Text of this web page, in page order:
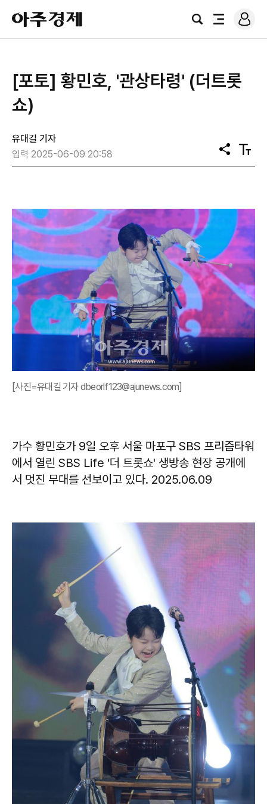
아
주
경
검
전
로
그
[포토] 황민호, '관상타령' (더트롯
쇼)
유대길 기자
입력 2025-06-09 20:58
공
유
텍
스
[사진=유대길 기자 dbeorlf123@ajunews.com]
가수 황민호가 9일 오후 서울 마포구 SBS 프리즘타워
에서 열린 SBS Life '더 트롯쇼' 생방송 현장 공개에
서 멋진 무대를 선보이고 있다. 2025.06.09